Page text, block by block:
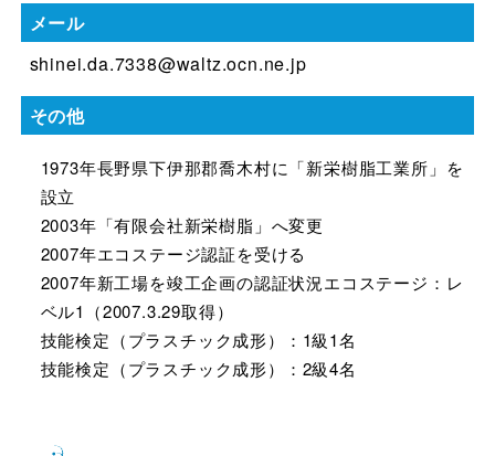
メール
shinei.da.7338@waltz.ocn.ne.jp
その他
1973年長野県下伊那郡喬木村に「新栄樹脂工業所」を
設立
2003年「有限会社新栄樹脂」へ変更
2007年エコステージ認証を受ける
2007年新工場を竣工企画の認証状況エコステージ：レ
ベル1（2007.3.29取得）
技能検定（プラスチック成形）：1級1名
技能検定（プラスチック成形）：2級4名